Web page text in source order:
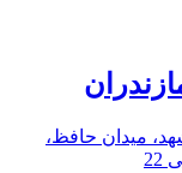
منظقه 7 ، ناحیه 2 مشهد، میدان حافظ،